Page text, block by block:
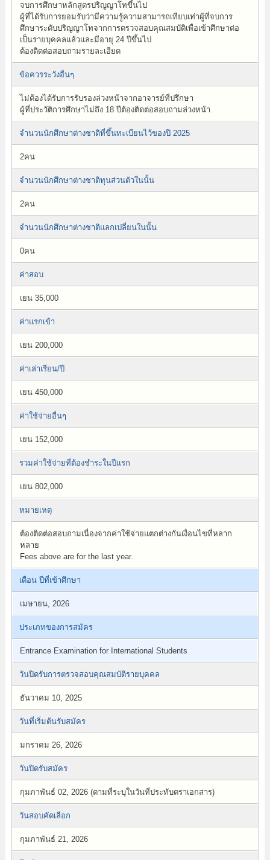
จบการศึกษาหลักสูตรปริญญาโทขึ้นไป
ผู้ที่ได้รับการยอมรับว่ามีความรู้ความสามารถเทียบเท่าผู้ที่จบการ
ศึกษาระดับปริญญาโทจากการตรวจสอบคุณสมบัติเพื่อเข้าศึกษาต่อ
เป็นรายบุคคลแล้วและมีอายุ 24 ปีขึ้นไป
ต้องติดต่อสอบถามรายละเอียด
ข้อควรระวังอื่นๆ
ไม่ต้องได้รับการรับรองล่วงหน้าจากอาจารย์ที่ปรึกษา
ผู้ที่ประวัติการศึกษาไม่ถึง 18 ปีต้องติดต่อสอบถามล่วงหน้า
จำนวนนักศึกษาต่างชาติที่ขึ้นทะเบียนไว้ของปี 2025
2คน
จำนวนนักศึกษาต่างชาติทุนส่วนตัวในนั้น
2คน
จำนวนนักศึกษาต่างชาติแลกเปลี่ยนในนั้น
0คน
ค่าสอบ
เยน 35,000
ค่าแรกเข้า
เยน 200,000
ค่าเล่าเรียน/ปี
เยน 450,000
ค่าใช้จ่ายอื่นๆ
เยน 152,000
รวมค่าใช้จ่ายที่ต้องชำระในปีแรก
เยน 802,000
หมายเหตุ
ต้องติดต่อสอบถามเนื่องจากค่าใช้จ่ายแตกต่างกันเงื่อนไขที่หลาก
หลาย
Fees above are for the last year.
เดือน ปีที่เข้าศึกษา
เมษายน, 2026
ประเภทของการสมัคร
Entrance Examination for International Students
วันปิดรับการตรวจสอบคุณสมบัติรายบุคคล
ธันวาคม 10, 2025
วันที่เริ่มต้นรับสมัคร
มกราคม 26, 2026
วันปิดรับสมัคร
กุมภาพันธ์ 02, 2026 (ตามที่ระบุในวันที่ประทับตราเอกสาร)
วันสอบคัดเลือก
กุมภาพันธ์ 21, 2026